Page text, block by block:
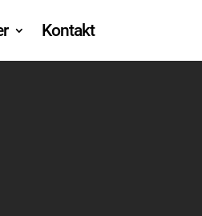
Kontakt